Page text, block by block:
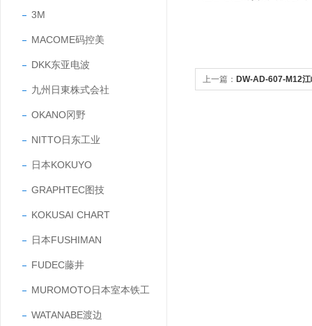
3M
MACOME码控美
DKK东亚电波
九州日東株式会社
OKANO冈野
NITTO日东工业
日本KOKUYO
GRAPHTEC图技
KOKUSAI CHART
日本FUSHIMAN
FUDEC藤井
MUROMOTO日本室本铁工
WATANABE渡边
上一篇： DW-AD-607-M12